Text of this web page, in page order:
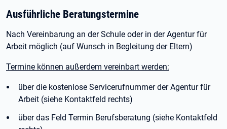
Ausführliche Beratungstermine
Nach Vereinbarung an der Schule oder in der Agentur für
Arbeit möglich (auf Wunsch in Begleitung der Eltern)
Termine können außerdem vereinbart werden:
über die kostenlose Servicerufnummer der Agentur für
Arbeit (siehe Kontaktfeld rechts)
über das Feld Termin Berufsberatung (siehe Kontaktfeld